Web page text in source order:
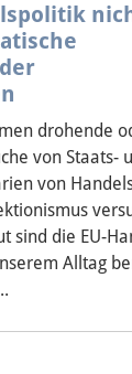
drohende
von Staats-
von
sind die EU-
Alltag